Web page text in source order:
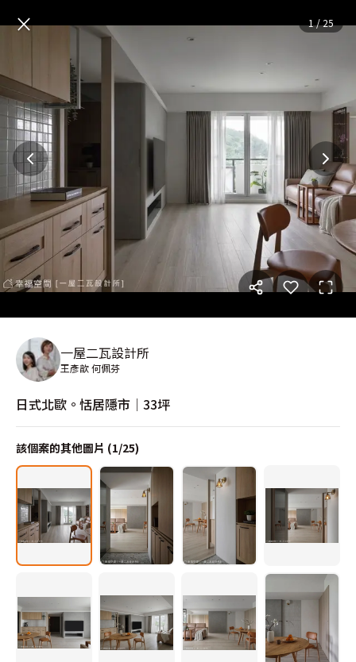
日式北歐。恬居隱市│33坪—
× 1/25
一屋二瓦設計所
王彥歆 何佩芬
日式北歐。恬居隱市│33坪
該個案的其他圖片 (1/25)